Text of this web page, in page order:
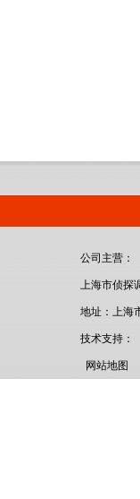
公司主营：
上海市侦探
地址：上海
技术支持：
网站地图